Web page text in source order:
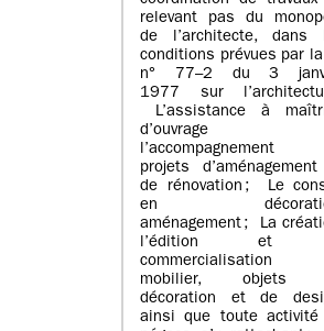
relevant pas du
de l’architecte, dans
conditions prévues par
n° 77–2 du 3
1977 sur
L’assistance à
d’ouvrage
l’accompagnement
projets
de rénovation ; Le
en
aménagement ; La
l’édition et
commercialisation
mobilier, objets
décoration et de
ainsi que toute activité